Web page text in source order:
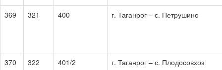
369 321 400 г. Таганрог – с. Петрушино
370 322 401/2 г. Таганрог – с. Плодосовхоз